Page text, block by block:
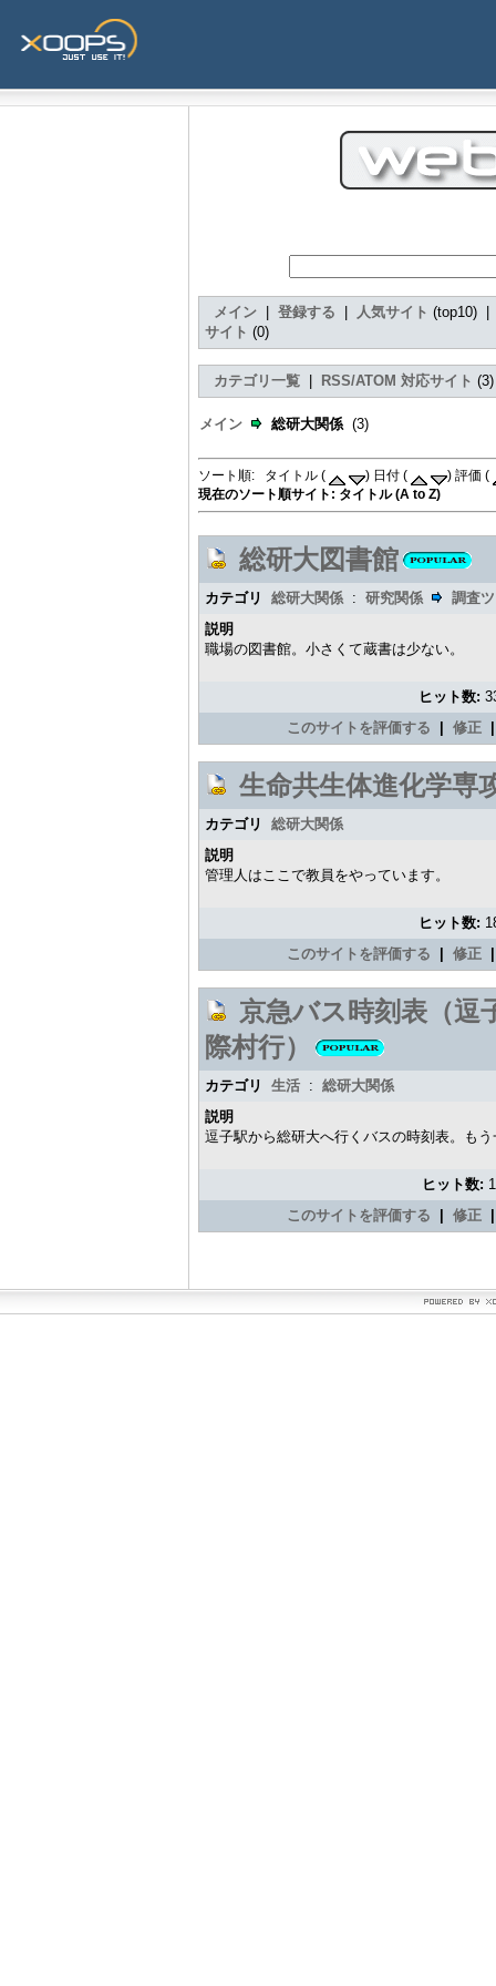
メイン 登録する 人気サイト (top10)
サイト (0)
カテゴリ一覧 RSS/ATOM 対応サイト
メイン 総研大関係 (3)
ソート順: タイトル ( ) 日付 (
) 評価 (
現在のソート順サイト: タイトル (A to Z)
総研大図書館
カテゴリ 総研大関係 : 研究関係
調査
説明
職場の図書館。小さくて蔵書は少ない。
ヒット数:
このサイトを評価する
修正
生命共生体進化学専
カテゴリ
総研大関係
説明
管理人はここで教員をやっています。
ヒット数:
このサイトを評価する
修正
京急バス時刻表（逗
際村行）
カテゴリ 生活 : 総研大関係
説明
逗子駅から総研大へ行くバスの時刻表。も
ヒット数:
このサイトを評価する
修正